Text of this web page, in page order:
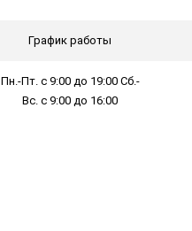
График работы
Пн.-Пт. с 9:00 до 19:00 Сб.-
Вс. с 9:00 до 16:00